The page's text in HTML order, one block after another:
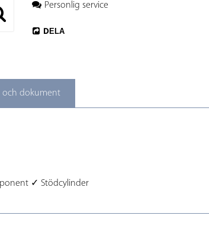
Personlig service
DELA
och dokument
✓ Stödcylinder